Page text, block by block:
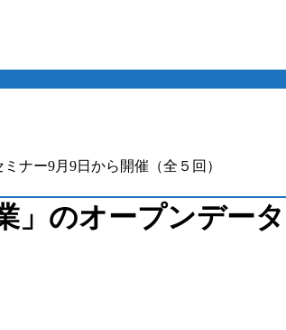
ナー9月9日から開催（全５回）
」のオープンデー